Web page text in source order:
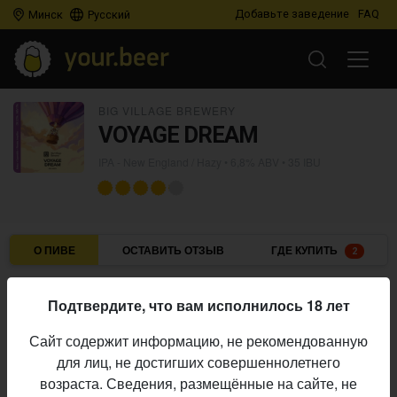
Минск Русский Добавьте заведение FAQ
VOYAGE DREAM
О ПИВЕ ОСТАВИТЬ ОТЗЫВ ГДЕ КУПИТЬ 2
Пивоварня:
Big Village Brewery
Алкоголь:
6,8%
Горечь:
35 IBU
Подтвердите, что вам исполнилось 18 лет
Сайт содержит информацию, не рекомендованную
для лиц, не достигших совершеннолетнего
возраста. Сведения, размещённые на сайте, не